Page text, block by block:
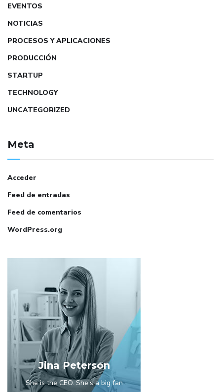
EVENTOS
NOTICIAS
PROCESOS Y APLICACIONES
PRODUCCIÓN
STARTUP
TECHNOLOGY
UNCATEGORIZED
Meta
Acceder
Feed de entradas
Feed de comentarios
WordPress.org
Jina Peterson
She is the CEO. She's a big fan